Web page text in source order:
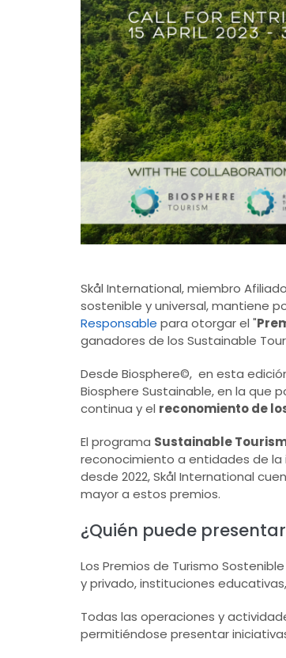
Skål International, miembro
sostenible y universal, mantiene
Responsable para otorgar el "
ganadores de los Sustainable
Desde Biosphere©, en esta
Biosphere Sustainable, en la que
continua y el reconomiento de
El programa Sustainable
reconocimiento a entidades de la
desde 2022, Skål International
mayor a estos premios.
¿Quién puede
Los Premios de Turismo
y privado, instituciones
Todas las operaciones y
permitiéndose presentar